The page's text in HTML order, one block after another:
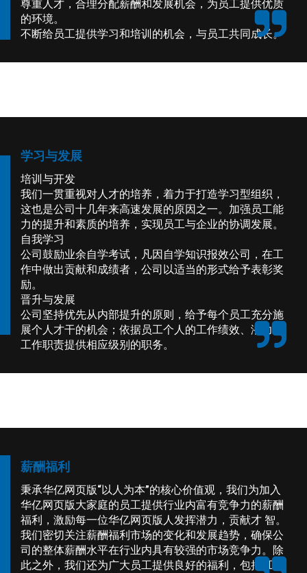
尊重人才，合理分配薪酬和发展机会，为员工提供优质
的环境。
不断给员工提供学习和培训的机会，与员工共同成长。
学习与发展
培训与开发
我们一贯重视对人才的培养，着力于打造学习型组织，
这也是公司十几年来高速发展的原因之一。加强员工能
力的提升和素质的培养，实现员工与企业的协调发展。
自我学习
公司鼓励业余自学考试，凡因自学知识报效公司，在工
作中做出贡献和成绩者，公司以适当的形式给予表彰奖
励。
晋升与发展
公司坚持优先从内部提升的原则，给予每个员工充分施
展个人才干的机会；依据员工个人的工作绩效、潜力与
工作职责提供相应级别的职务。
薪酬福利
秉承华亿网页版“以人为本”的核心价值观，我们为加入
华亿网页版大家庭的员工提供行业内富有竞争力的薪酬
福利，激励每一位华亿网页版人发挥潜力，贡献才 智。
我们密切关注薪酬福利市场的变化和发展趋势，确保公
司的整体薪酬水平在行业内具有较强的市场竞争力。除
此之外，我们还为广大员工提供良好的福利，包括 工作